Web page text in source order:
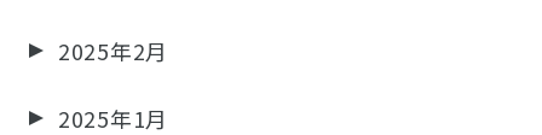
2025年2月
2025年1月